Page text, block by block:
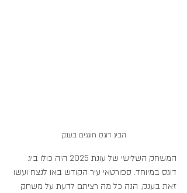
הביג דוגס חוגגים בענק
המשחק השלישי של עונת 2025 היה כולו ביג
דוגס במיוחד. ספורטאי עיר הקודש באו לנצח ועשו
זאת בענק. הנה כל מה רציתם לדעת על משחק